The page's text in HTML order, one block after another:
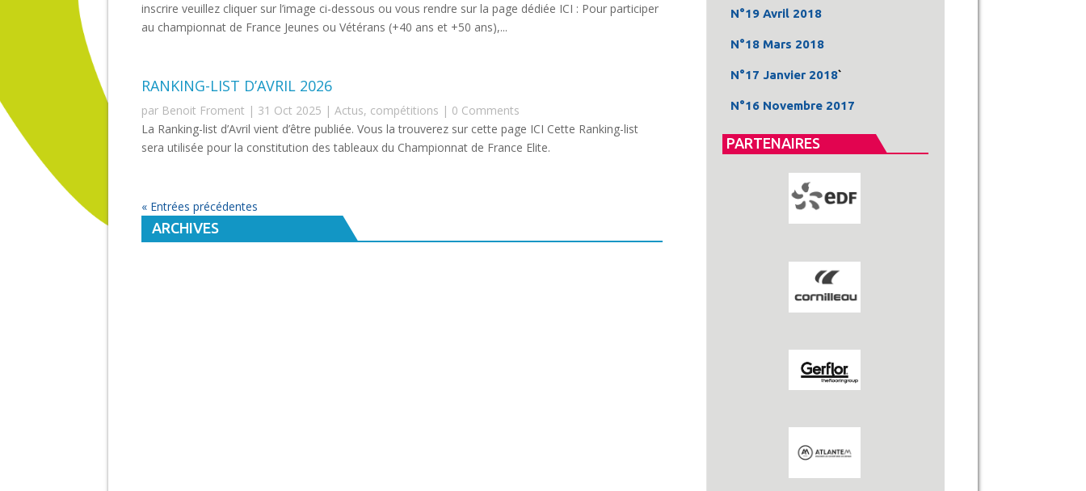
inscrire veuillez cliquer sur l’image ci-dessous ou vous rendre sur la page dédiée ICI : Pour participer
au championnat de France Jeunes ou Vétérans (+40 ans et +50 ans),...
RANKING-LIST D’AVRIL 2026
par Benoit Froment | 31 Oct 2025 | Actus, compétitions | 0 Comments
La Ranking-list d’Avril vient d’être publiée. Vous la trouverez sur cette page ICI Cette Ranking-list
sera utilisée pour la constitution des tableaux du Championnat de France Elite.
« Entrées précédentes
ARCHIVES
N°19 Avril 2018
N°18 Mars 2018
N°17 Janvier 2018`
N°16 Novembre 2017
PARTENAIRES